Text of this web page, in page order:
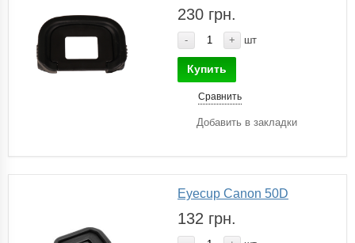
230 грн.
- + шт
Купить
Сравнить
Добавить в закладки
Eyecup Canon 50D
132 грн.